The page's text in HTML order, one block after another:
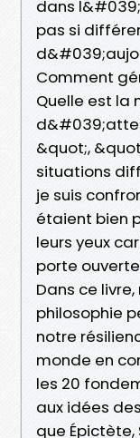
dans
pas si
Comment
Quelle est la
&quot;,
situations
je suis
étaient bien
leurs yeux
porte
Dans ce
philosophie
notre
monde en
les 20
aux idées
que Épictète,